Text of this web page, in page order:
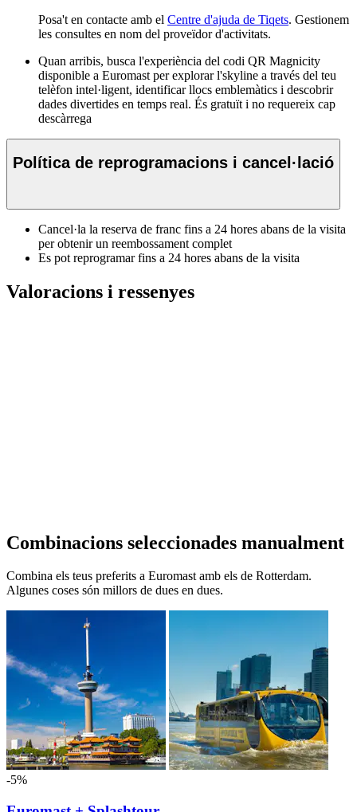
Posa't en contacte amb el Centre d'ajuda de Tiqets. Gestionem
les consultes en nom del proveïdor d'activitats.
Quan arribis, busca l'experiència del codi QR Magnicity
disponible a Euromast per explorar l'skyline a través del teu
telèfon intel·ligent, identificar llocs emblemàtics i descobrir
dades divertides en temps real. És gratuït i no requereix cap
descàrrega
Política de reprogramacions i cancel·lació
Cancel·la la reserva de franc fins a 24 hores abans de la visita
per obtenir un reembossament complet
Es pot reprogramar fins a 24 hores abans de la visita
Valoracions i ressenyes
Combinacions seleccionades manualment
Combina els teus preferits a Euromast amb els de Rotterdam.
Algunes coses són millors de dues en dues.
-5%